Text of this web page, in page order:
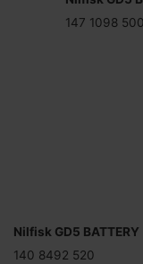
147 1098
Nilfisk GD5 BATTERY
140 8492 520